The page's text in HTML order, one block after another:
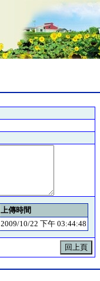
上傳時間
2009/10/22 下午 03:44:48